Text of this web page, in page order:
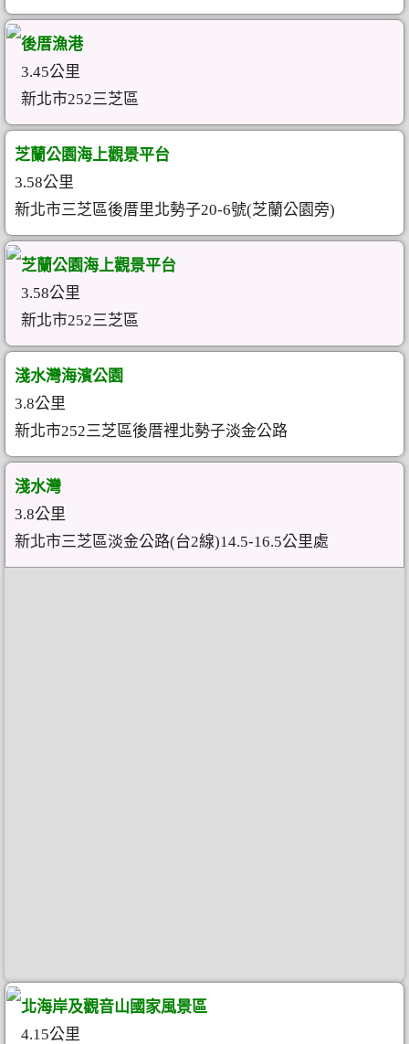
後厝漁港
3.45公里
新北市252三芝區
芝蘭公園海上觀景平台
3.58公里
新北市三芝區後厝里北勢子20-6號(芝蘭公園旁)
芝蘭公園海上觀景平台
3.58公里
新北市252三芝區
淺水灣海濱公園
3.8公里
新北市252三芝區後厝裡北勢子淡金公路
淺水灣
3.8公里
新北市三芝區淡金公路(台2線)14.5-16.5公里處
北海岸及觀音山國家風景區
4.15公里